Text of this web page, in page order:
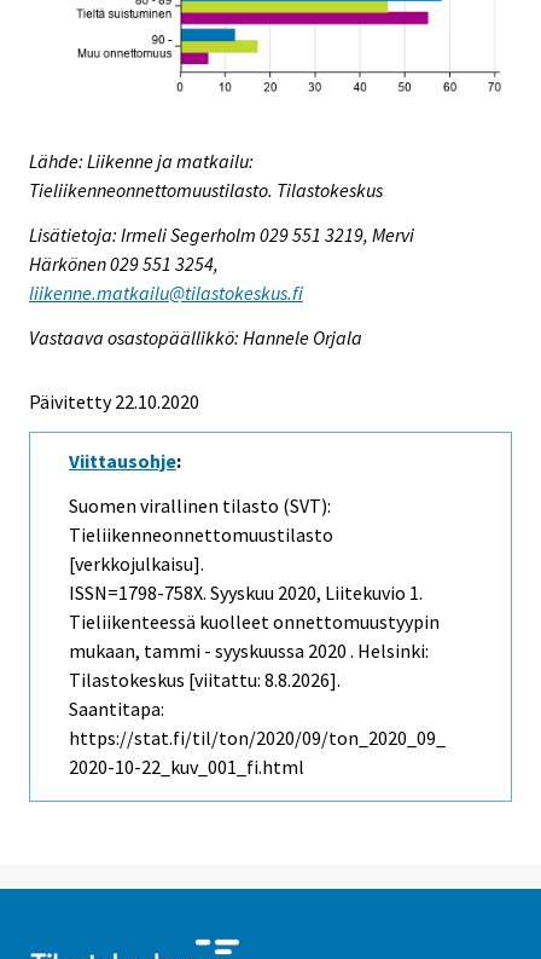
Lähde: Liikenne ja matkailu:
Tieliikenneonnettomuustilasto. Tilastokeskus
Lisätietoja: Irmeli Segerholm 029 551 3219, Mervi
Härkönen 029 551 3254,
liikenne.matkailu@tilastokeskus.fi
Vastaava osastopäällikkö: Hannele Orjala
Päivitetty 22.10.2020
Viittausohje:
Suomen virallinen tilasto (SVT):
Tieliikenneonnettomuustilasto
[verkkojulkaisu].
ISSN=1798-758X. Syyskuu 2020, Liitekuvio 1.
Tieliikenteessä kuolleet onnettomuustyypin
mukaan, tammi - syyskuussa 2020 . Helsinki:
Tilastokeskus [viitattu: 8.8.2026].
Saantitapa:
https://stat.fi/til/ton/2020/09/ton_2020_09_
2020-10-22_kuv_001_fi.html